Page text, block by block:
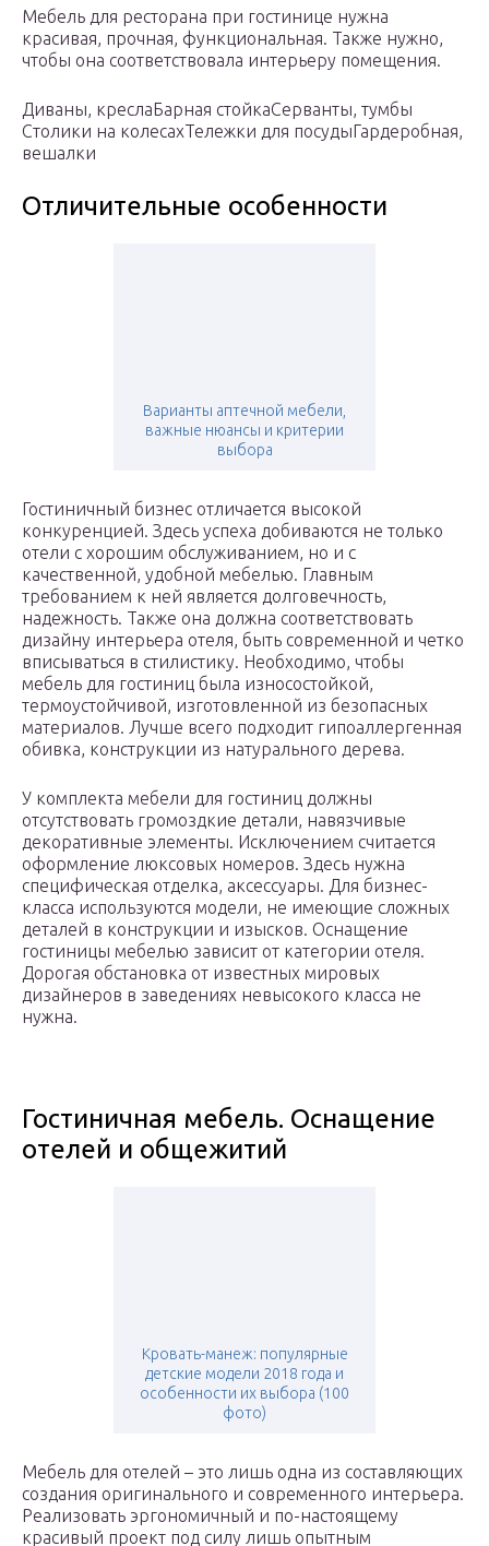
Мебель для ресторана при гостинице нужна
красивая, прочная, функциональная. Также нужно,
чтобы она соответствовала интерьеру помещения.
Диваны, креслаБарная стойкаСерванты, тумбы
Столики на колесахТележки для посудыГардеробная,
вешалки
Отличительные особенности
Варианты аптечной мебели,
важные нюансы и критерии
выбора
Гостиничный бизнес отличается высокой
конкуренцией. Здесь успеха добиваются не только
отели с хорошим обслуживанием, но и с
качественной, удобной мебелью. Главным
требованием к ней является долговечность,
надежность. Также она должна соответствовать
дизайну интерьера отеля, быть современной и четко
вписываться в стилистику. Необходимо, чтобы
мебель для гостиниц была износостойкой,
термоустойчивой, изготовленной из безопасных
материалов. Лучше всего подходит гипоаллергенная
обивка, конструкции из натурального дерева.
У комплекта мебели для гостиниц должны
отсутствовать громоздкие детали, навязчивые
декоративные элементы. Исключением считается
оформление люксовых номеров. Здесь нужна
специфическая отделка, аксессуары. Для бизнес-
класса используются модели, не имеющие сложных
деталей в конструкции и изысков. Оснащение
гостиницы мебелью зависит от категории отеля.
Дорогая обстановка от известных мировых
дизайнеров в заведениях невысокого класса не
нужна.
Гостиничная мебель. Оснащение
отелей и общежитий
Кровать-манеж: популярные
детские модели 2018 года и
особенности их выбора (100
фото)
Мебель для отелей – это лишь одна из составляющих
создания оригинального и современного интерьера.
Реализовать эргономичный и по-настоящему
красивый проект под силу лишь опытным